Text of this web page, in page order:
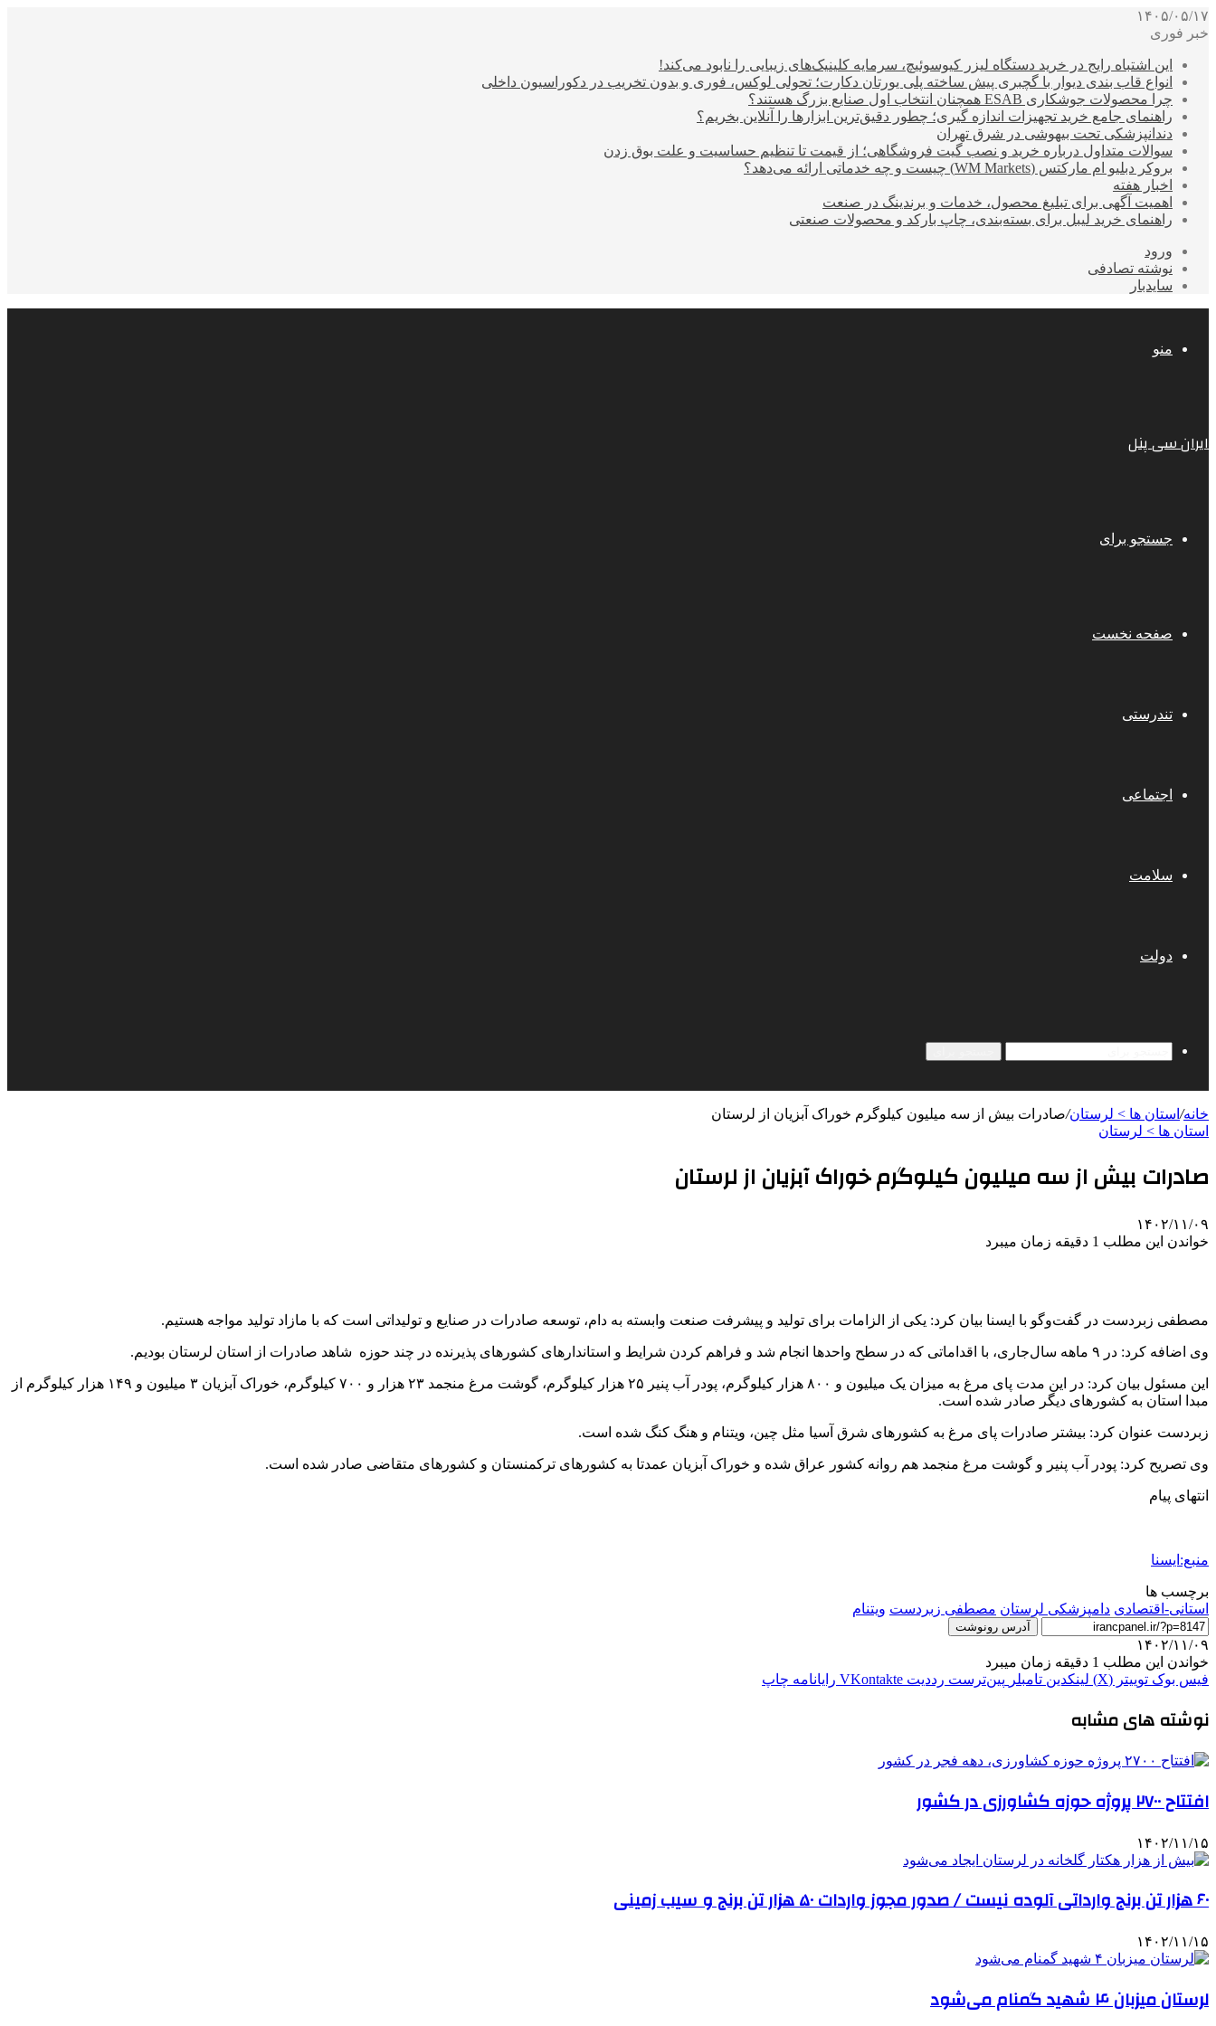
۱۴۰۵/۰۵/۱۷
خبر فوری
این اشتباه رایج در خرید دستگاه لیزر کیوسوئیچ، سرمایه کلینیک‌های زیبایی را نابود می‌کند!
انواع قاب بندی دیوار با گچبری پیش ساخته پلی یورتان دکارت؛ تحولی لوکس، فوری و بدون تخریب در دکوراسیون داخلی
چرا محصولات جوشکاری ESAB همچنان انتخاب اول صنایع بزرگ هستند؟
راهنمای جامع خرید تجهیزات اندازه گیری؛ چطور دقیق‌ترین ابزارها را آنلاین بخریم؟
دندانپزشکی تحت بیهوشی در شرق تهران
سوالات متداول درباره خرید و نصب گیت فروشگاهی؛ از قیمت تا تنظیم حساسیت و علت بوق زدن
بروکر دبلیو ام مارکتس (WM Markets) چیست و چه خدماتی ارائه می‌دهد؟
اخبار هفته
اهمیت آگهی برای تبلیغ محصول، خدمات و برندینگ در صنعت
راهنمای خرید لیبل برای بسته‌بندی، چاپ بارکد و محصولات صنعتی
ورود
نوشته تصادفی
سایدبار
منو
ایران سی پنل
جستجو برای
صفحه نخست
تندرستی
اجتماعی
سلامت
دولت
خانه/ استان ها > لرستان/صادرات بیش از سه میلیون کیلوگرم خوراک آبزیان از لرستان
استان ها > لرستان
صادرات بیش از سه میلیون کیلوگرم خوراک آبزیان از لرستان
۱۴۰۲/۱۱/۰۹
خواندن این مطلب 1 دقیقه زمان میبرد
مصطفی زبردست در گفت‌وگو با ایسنا بیان کرد: یکی از الزامات برای تولید و پیشرفت صنعت وابسته به دام، توسعه صادرات در صنایع و تولیداتی است که با مازاد تولید مواجه هستیم.
وی اضافه کرد: در ۹ ماهه سال‌جاری، با اقداماتی که در سطح واحدها انجام شد و فراهم کردن شرایط و استاندارهای کشورهای پذیرنده در چند حوزه شاهد صادرات از استان لرستان بودیم.
این مسئول بیان کرد: در این مدت پای مرغ به میزان یک میلیون و ۸۰۰ هزار کیلوگرم، پودر آب پنیر ۲۵ هزار کیلوگرم، گوشت مرغ منجمد ۲۳ هزار و ۷۰۰ کیلوگرم، خوراک آبزیان ۳ میلیون و ۱۴۹ هزار کیلوگرم از
مبدا استان به کشورهای دیگر صادر شده است.
زبردست عنوان کرد: بیشتر صادرات پای مرغ به کشورهای شرق آسیا مثل چین، ویتنام و هنگ کنگ شده است.
وی تصریح کرد: پودر آب پنیر و گوشت مرغ منجمد هم روانه کشور عراق شده و خوراک آبزیان عمدتا به کشورهای ترکمنستان و کشورهای متقاضی صادر شده است.
انتهای پیام
منبع:ایسنا
برچسب ها
استانی-اقتصادی دامپزشکی لرستان مصطفی زبردست ویتنام
آدرس رونوشت
۱۴۰۲/۱۱/۰۹
خواندن این مطلب 1 دقیقه زمان میبرد
فیس بوک توییتر (X) لینکدین ‫تامبلر ‫پین‌ترست ‫رددیت ‫VKontakte رایانامه چاپ
نوشته های مشابه
افتتاح ۲۷۰۰ پروژه حوزه کشاورزی در کشور
۱۴۰۲/۱۱/۱۵
۶۰ هزار تن برنج وارداتی آلوده نیست / صدور مجوز واردات ۵۰ هزار تن برنج و سیب زمینی
۱۴۰۲/۱۱/۱۵
لرستان میزبان ۴ شهید گمنام می‌شود